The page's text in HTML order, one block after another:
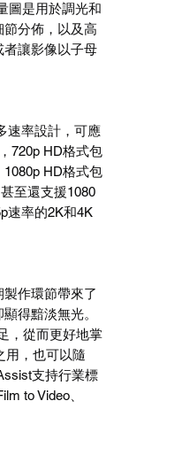
圖是用於調光和
分佈，以及高
讓影像以子母
速率設計，可應
720p HD格式包
1080p HD格式包
至還支援1080
速率的2K和4K
作環節帶來了
得黯淡無光。
，從而更好地掌
用，也可以隨
支持行業標
to Video、